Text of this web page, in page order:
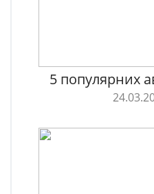
5 популярних